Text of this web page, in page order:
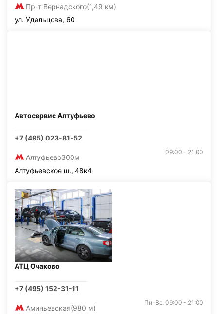
Пр-т Вернадского(1,49 км)
ул. Удальцова, 60
Автосервис Алтуфьево
+7 (495) 023-81-52
Алтуфьево300м
09:00 - 21:00
Алтуфьевское ш., 48к4
АТЦ Очаково
+7 (495) 152-31-11
Аминьевская(980 м)
Пн-Вс: 09:00 - 21:00